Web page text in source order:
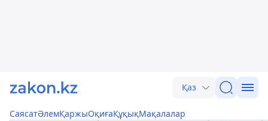
Қаз
СаясатӘлемҚаржыОқиғаҚұқықМақалалар